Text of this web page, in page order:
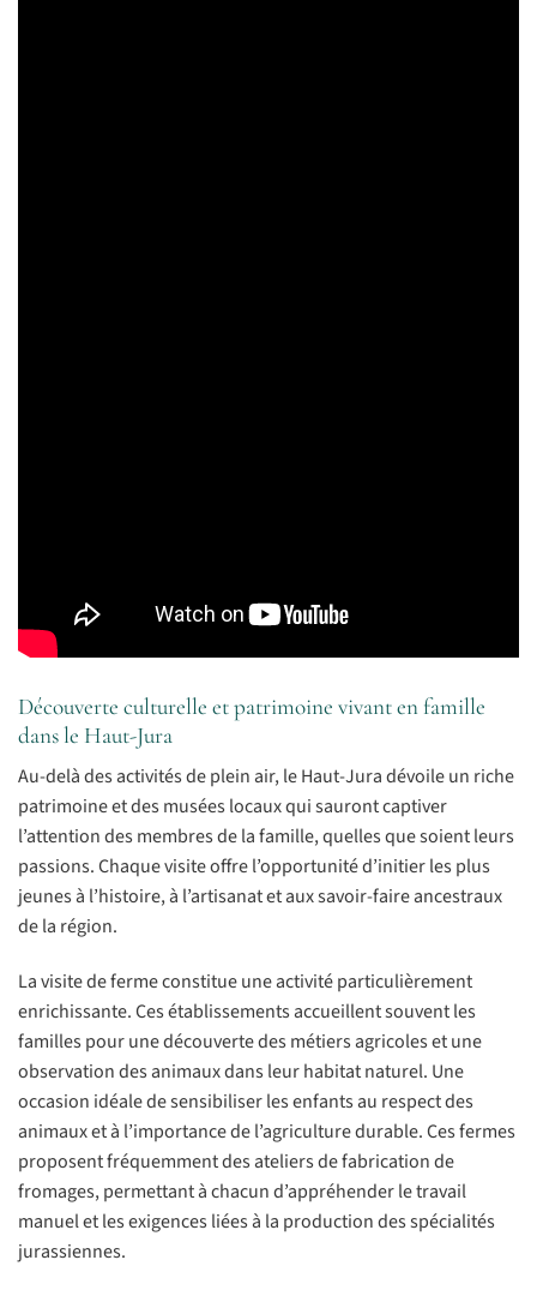
Découverte culturelle et patrimoine vivant en famille
dans le Haut-Jura
Au-delà des activités de plein air, le Haut-Jura dévoile un riche
patrimoine et des musées locaux qui sauront captiver
l’attention des membres de la famille, quelles que soient leurs
passions. Chaque visite offre l’opportunité d’initier les plus
jeunes à l’histoire, à l’artisanat et aux savoir-faire ancestraux
de la région.
La visite de ferme constitue une activité particulièrement
enrichissante. Ces établissements accueillent souvent les
familles pour une découverte des métiers agricoles et une
observation des animaux dans leur habitat naturel. Une
occasion idéale de sensibiliser les enfants au respect des
animaux et à l’importance de l’agriculture durable. Ces fermes
proposent fréquemment des ateliers de fabrication de
fromages, permettant à chacun d’appréhender le travail
manuel et les exigences liées à la production des spécialités
jurassiennes.